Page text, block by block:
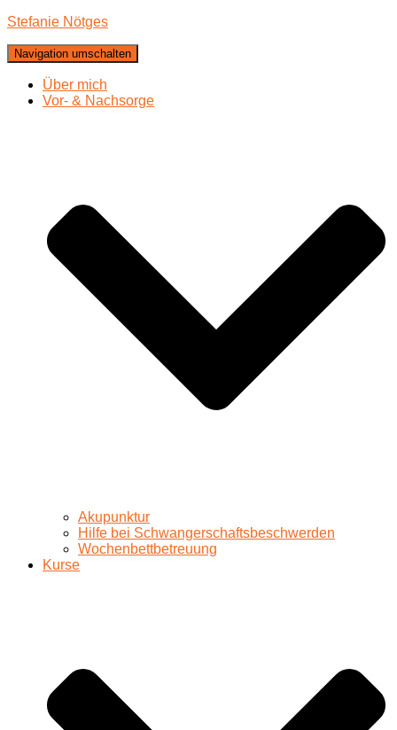
Stefanie Nötges
Navigation umschalten
Über mich
Vor- & Nachsorge
Akupunktur
Hilfe bei Schwangerschaftsbeschwerden
Wochenbettbetreuung
Kurse